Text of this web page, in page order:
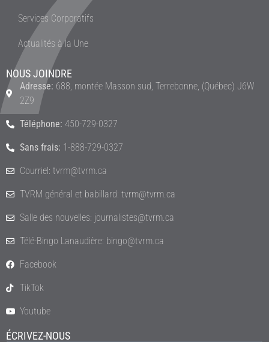
Services Corporatifs
Actualités à la Une
NOUS JOINDRE
Adresse: 688, montée Masson sud, Terrebonne, (Québec) J6W
2Z9
Téléphone: 450-729-0327
Sans frais: 1-888-729-0327
Courriel: tvrm@tvrm.ca
TVRM général et babillard: tvrm@tvrm.ca
Salle des nouvelles: journalistes@tvrm.ca
Télé-Bingo Lanaudière: bingo@tvrm.ca
Facebook
TikTok
Youtube
ÉCRIVEZ-NOUS